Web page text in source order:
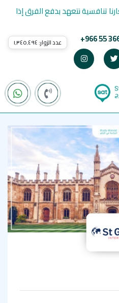
+966 55
تنافسية نتعهد بدفع الفرق إذا
عدد الزوار: ١٬٣٤٥٬٤٩٤